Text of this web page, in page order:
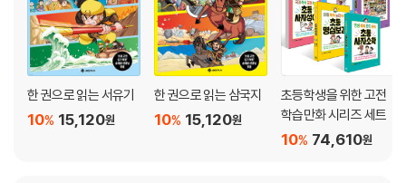
26. 금상첨화 錦上添花
27. 노심초사 勞心焦思
28. 대기만성 大器晩成
29. 동분서주 東奔西走
31. 불철주야 不撤晝夜
한 권으로 읽는 서유기
15,120원
10%
한 권으로 읽는 삼국지
15,120원
10%
초등학생을 위한 고전
학습만화 시리즈 세트
74,610원
10%